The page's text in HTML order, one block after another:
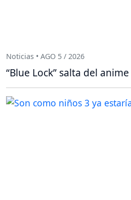
Noticias • AGO 5 / 2026
“Blue Lock” salta del